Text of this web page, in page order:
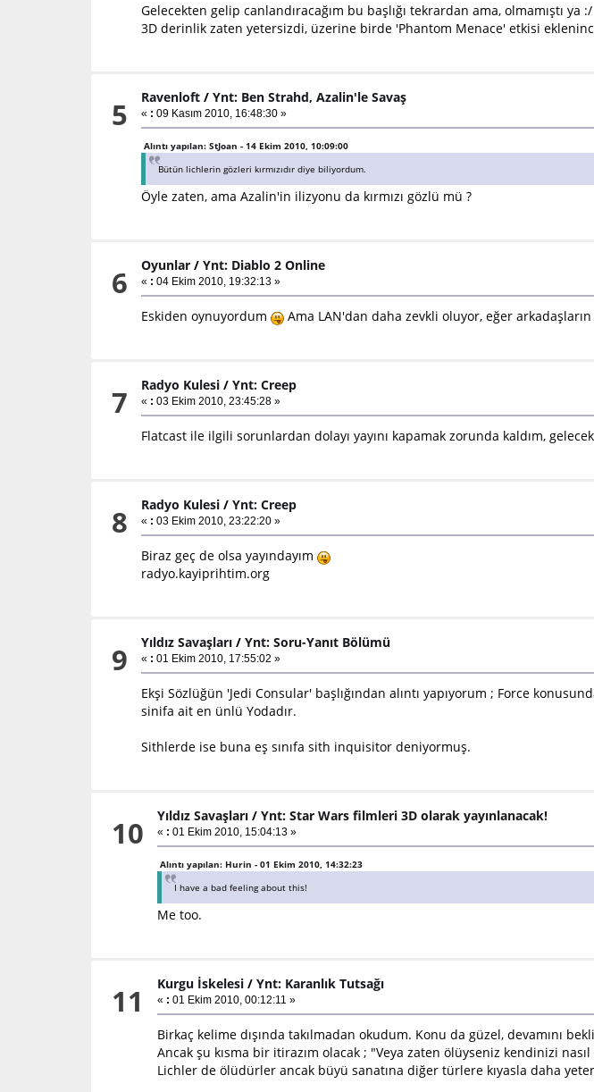
Gelecekten gelip canlandıracağım bu başlığı tekrardan ama, olmamıştı ya :/
3D derinlik zaten yetersizdi, üzerine birde 'Phantom Menace' etkisi
5 Ravenloft /Ynt: Ben Strahd, Azalin'le Savaş
« : 09 Kasım 2010, 16:48:30 »
Alıntı yapılan: StJoan - 14 Ekim 2010, 10:09:00
Bütün lichlerin gözleri kırmızıdır diye biliyordum.
Öyle zaten, ama Azalin'in ilizyonu da kırmızı gözlü mü ?
6 Oyunlar /Ynt: Diablo 2 Online
« : 04 Ekim 2010, 19:32:13 »
Eskiden oynuyordum Ama LAN'dan daha zevkli oluyor, eğer
7 Radyo Kulesi /Ynt: Creep
« : 03 Ekim 2010, 23:45:28 »
Flatcast ile ilgili sorunlardan dolayı yayını kapamak zorunda kaldım,
8 Radyo Kulesi /Ynt: Creep
« : 03 Ekim 2010, 23:22:20 »
Biraz geç de olsa yayındayım
radyo.kayiprihtim.org
9 Yıldız Savaşları /Ynt: Soru-Yanıt Bölümü
« : 01 Ekim 2010, 17:55:02 »
Ekşi Sözlüğün 'Jedi Consular' başlığından alıntı yapıyorum ; Force
sinifa ait en ünlü Yodadır.
Sithlerde ise buna eş sınıfa sith inquisitor deniyormuş.
10 Yıldız Savaşları /Ynt: Star Wars filmleri 3D olarak yayınlanacak!
« : 01 Ekim 2010, 15:04:13 »
Alıntı yapılan: Hurin - 01 Ekim 2010, 14:32:23
I have a bad feeling about this!
Me too.
11 Kurgu İskelesi /Ynt: Karanlık Tutsağı
« : 01 Ekim 2010, 00:12:11 »
Birkaç kelime dışında takılmadan okudum. Konu da güzel, devamını
Ancak şu kısma bir itirazım olacak ; "Veya zaten ölüyseniz kendinizi
Lichler de ölüdürler ancak büyü sanatına diğer türlere kıyasla daha